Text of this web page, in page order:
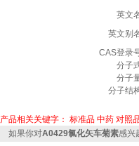
英文
英文别
CAS登录
分子
分子
分子结
产品相关关键字： 标准品 中药 对照
如果你对A0429氯化矢车菊素感兴